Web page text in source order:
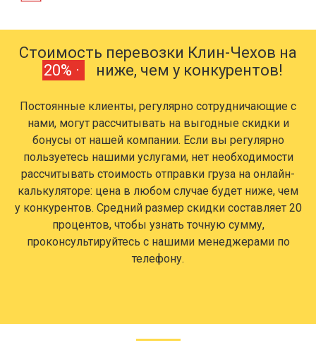
Стоимость перевозки Клин-Чехов на
20% ·
ниже, чем у конкурентов!
Постоянные клиенты, регулярно сотрудничающие с
нами, могут рассчитывать на выгодные скидки и
бонусы от нашей компании. Если вы регулярно
пользуетесь нашими услугами, нет необходимости
рассчитывать стоимость отправки груза на онлайн-
калькуляторе: цена в любом случае будет ниже, чем
у конкурентов. Средний размер скидки составляет 20
процентов, чтобы узнать точную сумму,
проконсультируйтесь с нашими менеджерами по
телефону.